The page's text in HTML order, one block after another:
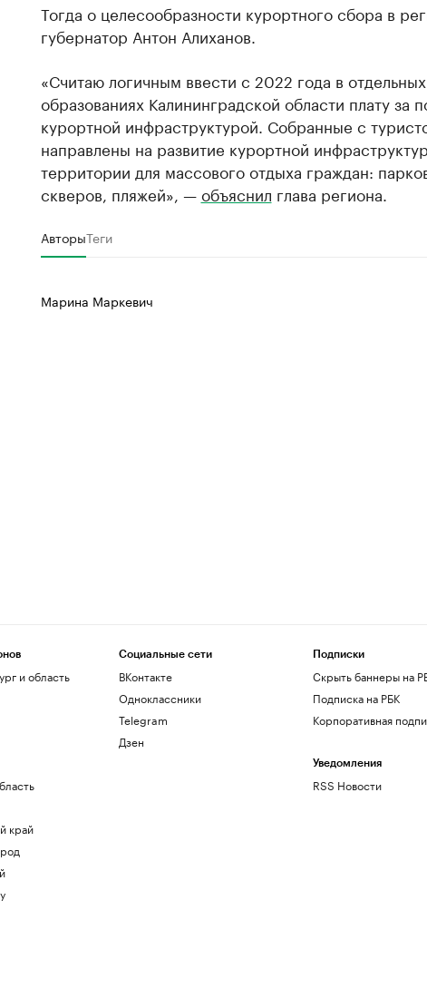
Тогда о целесообразности курортного сбора в
губернатор Антон Алиханов.
«Считаю логичным ввести с 2022 года в
образованиях Калининградской области плату за
курортной инфраструктурой. Собранные с
направлены на развитие курортной
территории для массового отдыха граждан:
скверов, пляжей», —объяснил глава региона.
АвторыТеги
Марина Маркевич
и область
край
Социальные сети
ВКонтакте
Одноклассники
Telegram
Дзен
Подписки
Скрыть баннеры на
Подписка на РБК
Корпоративная
Уведомления
RSS Новости